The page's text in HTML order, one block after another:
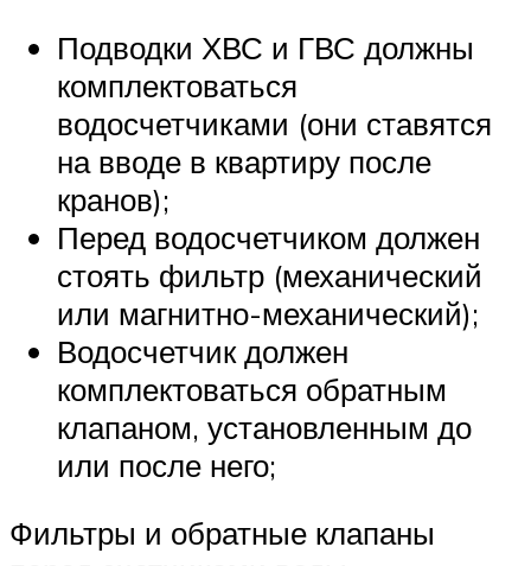
Подводки ХВС и ГВС должны
комплектоваться
водосчетчиками (они ставятся
на вводе в квартиру после
кранов);
Перед водосчетчиком должен
стоять фильтр (механический
или магнитно-механический);
Водосчетчик должен
комплектоваться обратным
клапаном, установленным до
или после него;
Фильтры и обратные клапаны